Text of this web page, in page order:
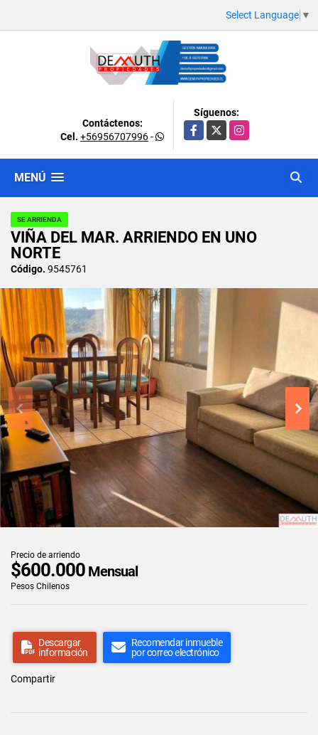
Select Language ▼
Contáctenos:
Cel. +56956707996-
Síguenos:
Facebook
X Instagram
MENÚ
SE ARRIENDA
VIÑA DEL MAR. ARRIENDO EN UNO
NORTE
Código. 9545761
Precio de arriendo
$600.000 Mensual
Pesos Chilenos
Descargar
información
Recomendar inmueble
por correo electrónico
Compartir